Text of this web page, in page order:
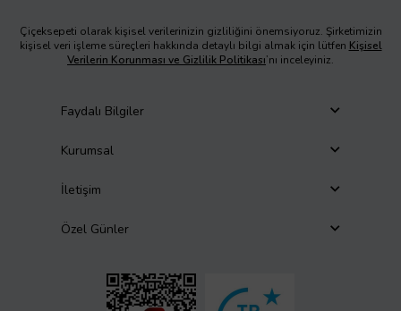
Çiçeksepeti olarak kişisel verilerinizin gizliliğini önemsiyoruz. Şirketimizin
kişisel veri işleme süreçleri hakkında detaylı bilgi almak için lütfen Kişisel
Verilerin Korunması ve Gizlilik Politikası’nı inceleyiniz.
Faydalı Bilgiler
Kurumsal
İletişim
Özel Günler